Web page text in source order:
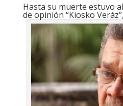
Hasta su muerte estuvo
de opinión “Kiosko